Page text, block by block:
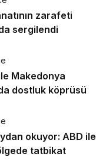
zarafeti
sergilendi
Makedonya
dostluk köprüsü
okuyor: ABD ile
tatbikat